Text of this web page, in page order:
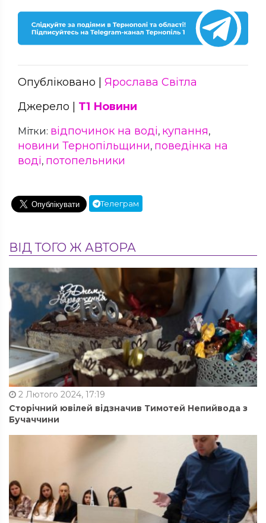
Опубліковано | Ярослава Світла
Джерело | Т1 Новини
Мітки: відпочинок на воді, купання,
новини Тернопільщини, поведінка на
воді, потопельники
Телеграм
ВІД ТОГО Ж АВТОРА
2 Лютого 2024, 17:19
Сторічний ювілей відзначив Тимотей Непийвода з
Бучаччини